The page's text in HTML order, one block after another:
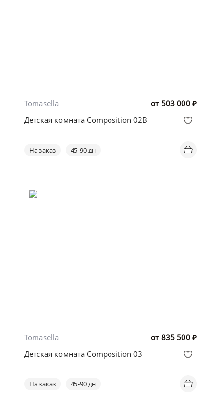
от 503 000 ₽
Tomasella
Детская комната Composition 02B
На заказ 45-90 дн
от 835 500 ₽
Tomasella
Детская комната Composition 03
На заказ 45-90 дн